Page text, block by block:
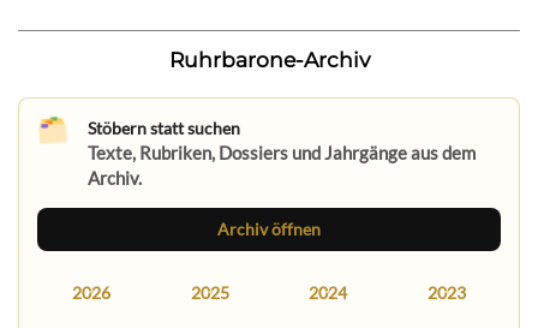
Ruhrbarone-Archiv
Stöbern statt suchen
Texte, Rubriken, Dossiers und Jahrgänge aus dem
Archiv.
Archiv öffnen
2026 2025 2024 2023